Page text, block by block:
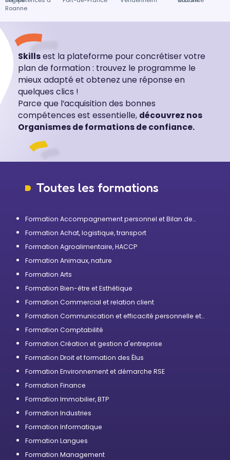
Roanne
Skillsest la plateforme pour concrétiser votre
plan de formation : trouvez le programme le
mieux adapté et obtenez une réponse en
quelques clics !
Parce que l’acquisition des bonnes
compétences est essentielle, découvrez nos
Organismes de formations de confiance.
Toutes les formations
Formation Accompagnement personnel et Bilan de
Formation Achat, logistique, transport
Formation Agroalimentaire, HACCP
Formation Animaux, nature
Formation Arts
Formation Bien-être et Esthétique
Formation Commercial et relation client
Formation Communication et efficacité personnelle et
Formation Comptabilité
Formation Création et gestion d'entreprise
Formation Droit et formation des Élus
Formation Environnement et démarche RSE
Formation Finance
Formation Immobilier, BTP
Formation Industries
Formation Informatique
Formation Langues
Formation Management